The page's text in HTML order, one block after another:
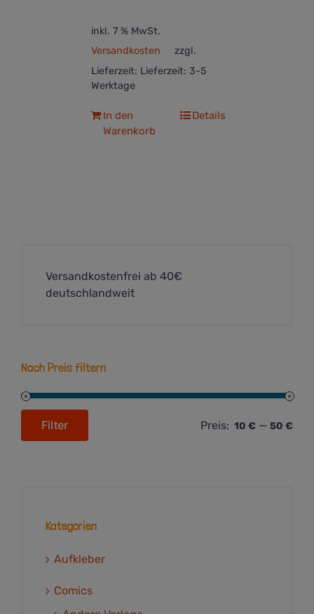
inkl. 7 % MwSt.
zzgl.
Versandkosten
Lieferzeit: Lieferzeit: 3-5
Werktage
In den
Warenkorb
Details
Versandkostenfrei ab 40€
deutschlandweit
Nach Preis filtern
Max.
Filter Preis: 10 € — 50 €
Kategorien
Aufkleber
Comics